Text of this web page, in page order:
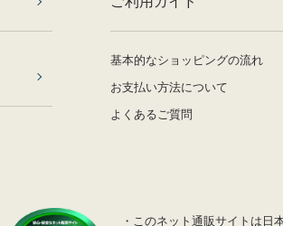
基本的なショッピングの流れ
お支払い方法について
よくあるご質問
・このネット通販サイトは日